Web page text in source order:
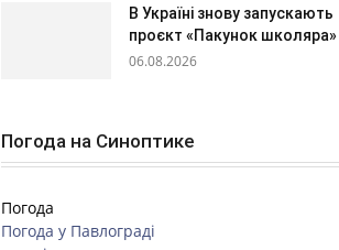
В Україні знову запускають
проєкт «Пакунок школяра»
06.08.2026
Погода на Синоптике
Погода
Погода у Павлограді